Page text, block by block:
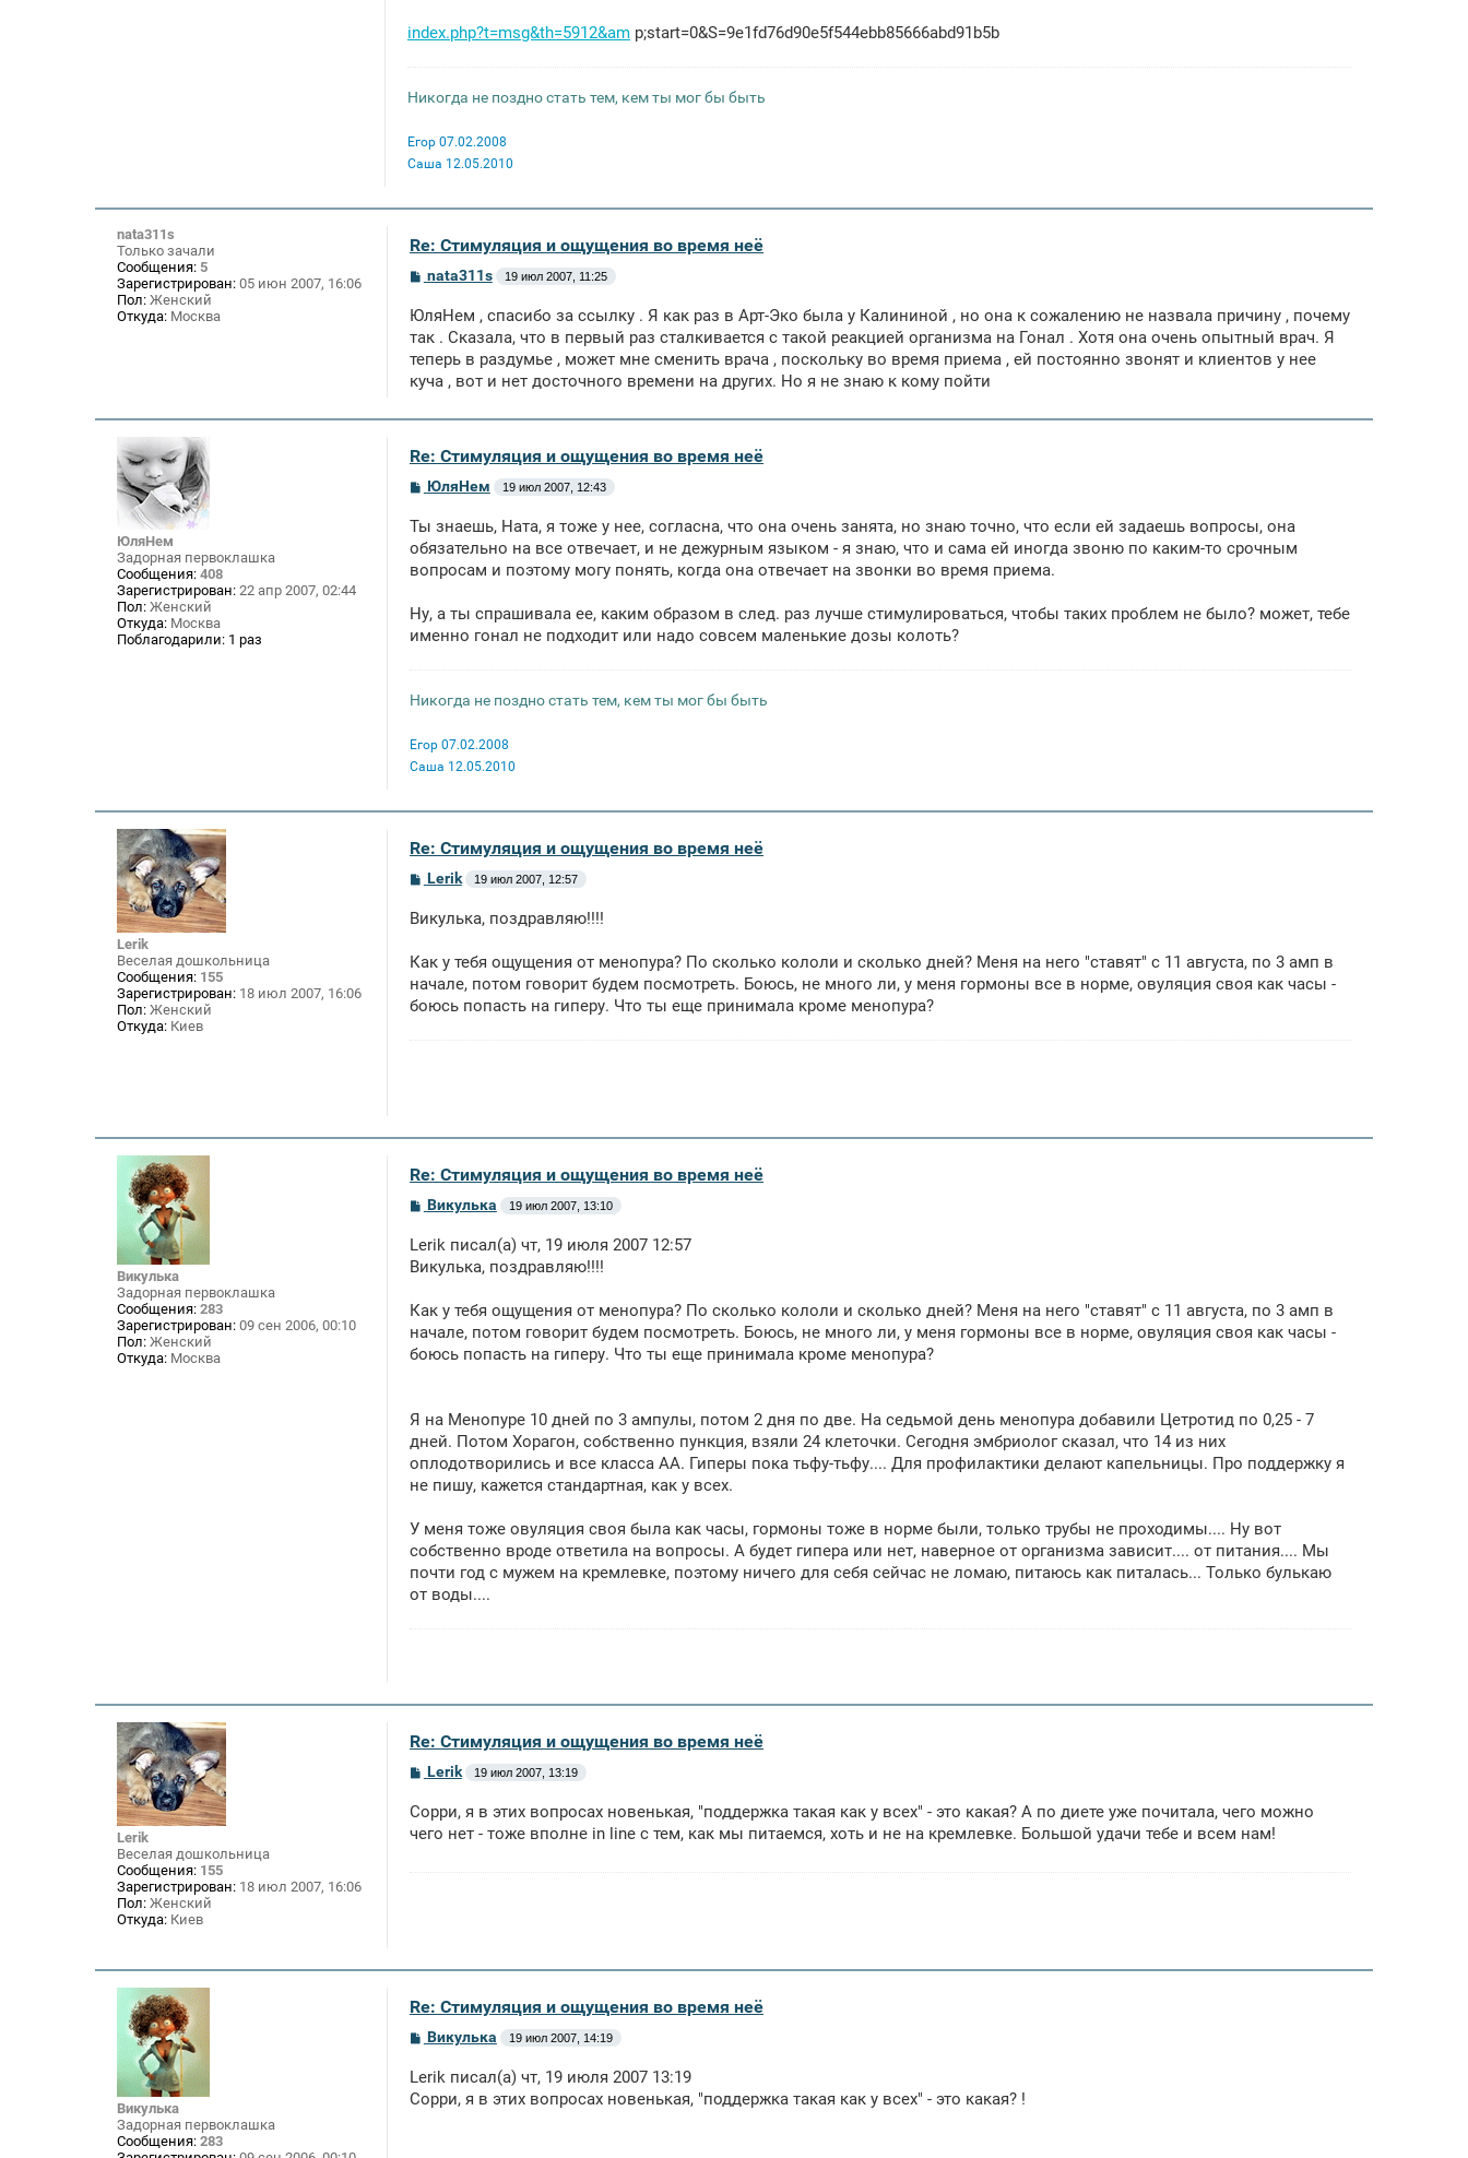
index.php?t=msg&th=5912&am p;start=0&S=9e1fd76d90e5f544ebb85666abd91b5b
Никогда не поздно стать тем, кем ты мог бы быть
Егор 07.02.2008
Саша 12.05.2010
nata311s
Только зачали
Сообщения: 5
Зарегистрирован: 05 июн 2007, 16:06
Пол: Женский
Откуда: Москва
Re: Стимуляция и ощущения во время неё
С
б
щ
н
и
nata311s 19 июл 2007, 11:25
ЮляНем , спасибо за ссылку . Я как раз в Арт-Эко была у Калининой , но она к сожалению не назвала причину , почему
так . Сказала, что в первый раз сталкивается с такой реакцией организма на Гонал . Хотя она очень опытный врач. Я
теперь в раздумье , может мне сменить врача , поскольку во время приема , ей постоянно звонят и клиентов у нее
куча , вот и нет досточного времени на других. Но я не знаю к кому пойти
ЮляНем
Задорная первоклашка
Сообщения: 408
Зарегистрирован: 22 апр 2007, 02:44
Пол: Женский
Откуда: Москва
Поблагодарили: 1 раз
Re: Стимуляция и ощущения во время неё
С
б
щ
н
ЮляНем 19 июл 2007, 12:43
Ты знаешь, Ната, я тоже у нее, согласна, что она очень занята, но знаю точно, что если ей задаешь вопросы, она
обязательно на все отвечает, и не дежурным языком - я знаю, что и сама ей иногда звоню по каким-то срочным
вопросам и поэтому могу понять, когда она отвечает на звонки во время приема.
Ну, а ты спрашивала ее, каким образом в след. раз лучше стимулироваться, чтобы таких проблем не было? может, тебе
именно гонал не подходит или надо совсем маленькие дозы колоть?
Никогда не поздно стать тем, кем ты мог бы быть
Егор 07.02.2008
Саша 12.05.2010
Lerik
Веселая дошкольница
Сообщения: 155
Зарегистрирован: 18 июл 2007, 16:06
Пол: Женский
Откуда: Киев
Re: Стимуляция и ощущения во время неё
С
б
н
и
Lerik 19 июл 2007, 12:57
Викулька, поздравляю!!!!
Как у тебя ощущения от менопура? По сколько кололи и сколько дней? Меня на него "ставят" с 11 августа, по 3 амп в
начале, потом говорит будем посмотреть. Боюсь, не много ли, у меня гормоны все в норме, овуляция своя как часы -
боюсь попасть на гиперу. Что ты еще принимала кроме менопура?
Викулька
Задорная первоклашка
Сообщения: 283
Зарегистрирован: 09 сен 2006, 00:10
Пол: Женский
Откуда: Москва
Re: Стимуляция и ощущения во время неё
С
б
щ
и
Викулька 19 июл 2007, 13:10
Lerik писал(а) чт, 19 июля 2007 12:57
Викулька, поздравляю!!!!
Как у тебя ощущения от менопура? По сколько кололи и сколько дней? Меня на него "ставят" с 11 августа, по 3 амп в
начале, потом говорит будем посмотреть. Боюсь, не много ли, у меня гормоны все в норме, овуляция своя как часы -
боюсь попасть на гиперу. Что ты еще принимала кроме менопура?
Я на Менопуре 10 дней по 3 ампулы, потом 2 дня по две. На седьмой день менопура добавили Цетротид по 0,25 - 7
дней. Потом Хорагон, собственно пункция, взяли 24 клеточки. Сегодня эмбриолог сказал, что 14 из них
оплодотворились и все класса АА. Гиперы пока тьфу-тьфу.... Для профилактики делают капельницы. Про поддержку я
не пишу, кажется стандартная, как у всех.
У меня тоже овуляция своя была как часы, гормоны тоже в норме были, только трубы не проходимы.... Ну вот
собственно вроде ответила на вопросы. А будет гипера или нет, наверное от организма зависит.... от питания.... Мы
почти год с мужем на кремлевке, поэтому ничего для себя сейчас не ломаю, питаюсь как питалась... Только булькаю
от воды....
Lerik
Веселая дошкольница
Сообщения: 155
Зарегистрирован: 18 июл 2007, 16:06
Пол: Женский
Откуда: Киев
Re: Стимуляция и ощущения во время неё
С
б
щ
Lerik 19 июл 2007, 13:19
Сорри, я в этих вопросах новенькая, "поддержка такая как у всех" - это какая? А по диете уже почитала, чего можно
чего нет - тоже вполне in line с тем, как мы питаемся, хоть и не на кремлевке. Большой удачи тебе и всем нам!
Викулька
Задорная первоклашка
Сообщения: 283
Re: Стимуляция и ощущения во время неё
С
б
щ
Викулька 19 июл 2007, 14:19
Lerik писал(а) чт, 19 июля 2007 13:19
Сорри, я в этих вопросах новенькая, "поддержка такая как у всех" - это какая? !